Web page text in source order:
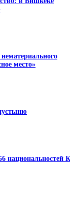
место»
национальностей